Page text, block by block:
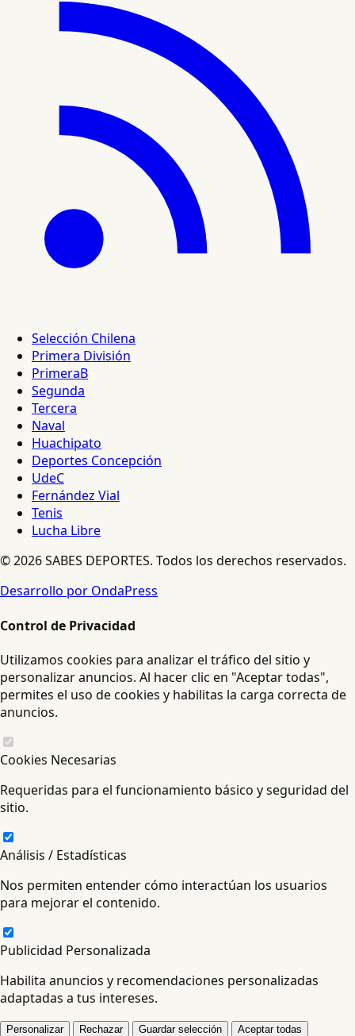
Selección Chilena
Primera División
PrimeraB
Segunda
Tercera
Naval
Huachipato
Deportes Concepción
UdeC
Fernández Vial
Tenis
Lucha Libre
© 2026 SABES DEPORTES. Todos los derechos reservados.
Desarrollo por OndaPress
Control de Privacidad
Utilizamos cookies para analizar el tráfico del sitio y
personalizar anuncios. Al hacer clic en "Aceptar todas",
permites el uso de cookies y habilitas la carga correcta de
anuncios.
Cookies Necesarias
Requeridas para el funcionamiento básico y seguridad del
sitio.
Análisis / Estadísticas
Nos permiten entender cómo interactúan los usuarios
para mejorar el contenido.
Publicidad Personalizada
Habilita anuncios y recomendaciones personalizadas
adaptadas a tus intereses.
Personalizar Rechazar Guardar selección Aceptar todas